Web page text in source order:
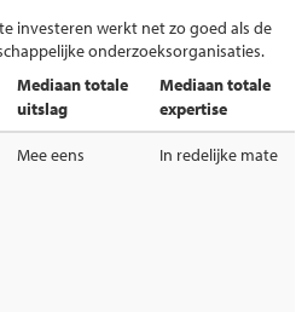
investeren werkt net zo goed als de
onderzoeksorganisaties.
Mediaan totale
uitslag
Mediaan totale
expertise
Mee eens In redelijke mate